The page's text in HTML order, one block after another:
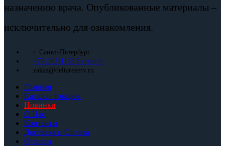
назначению врача. Опубликованные материалы –
исключительно для ознакомления.
г. Санкт-Петербург
+79110211133 Евгений
zakaz@deltarezerv.ru
Главная
Каталог товаров
Новинки
О Нас
Контакты
Доставка и Оплата
Отзывы